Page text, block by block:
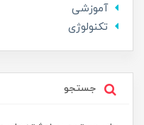
آموزشی
تکنولوژی
جستجو